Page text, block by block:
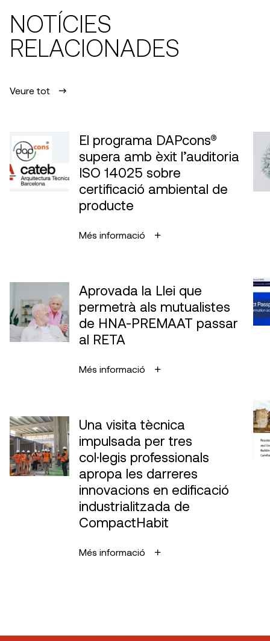
NOTÍCIES
RELACIONADES
Veure tot
El programa DAPcons®
supera amb èxit l’auditoria
ISO 14025 sobre
certificació ambiental de
producte
Més informació
Aprovada la Llei que
permetrà als mutualistes
de HNA-PREMAAT passar
al RETA
Més informació
Una visita tècnica
impulsada per tres
col·legis professionals
apropa les darreres
innovacions en edificació
industrialitzada de
CompactHabit
Més informació